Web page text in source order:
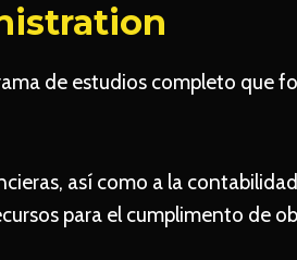
de estudios completo
así como a la
para el cumplimento de